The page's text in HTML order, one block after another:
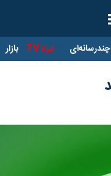
چندرسانه‌ای ایرنا TV بازار